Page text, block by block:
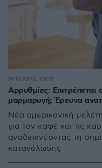
Αρρυθμίες: Επιτρέπεται
μαρμαρυγή; Έρευνα
Νέα αμερικανική
για τον καφέ και τις
αναδεικνύοντας τη
κατανάλωσης
14.11.2025, 09:11